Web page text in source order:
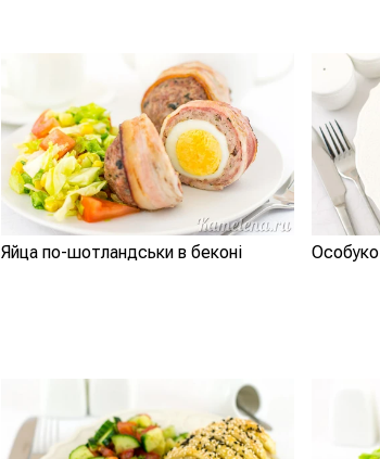
Яйца по-шотландськи в беконі Особуко